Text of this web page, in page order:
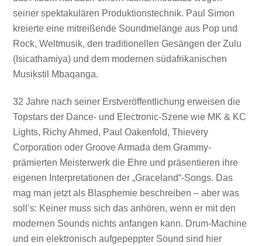
seiner spektakulären Produktionstechnik. Paul Simon
kreierte eine mitreißende Soundmelange aus Pop und
Rock, Weltmusik, den traditionellen Gesängen der Zulu
(Isicathamiya) und dem modernen südafrikanischen
Musikstil Mbaqanga.
32 Jahre nach seiner Erstveröffentlichung erweisen die
Topstars der Dance- und Electronic-Szene wie MK & KC
Lights, Richy Ahmed, Paul Oakenfold, Thievery
Corporation oder Groove Armada dem Grammy-
prämierten Meisterwerk die Ehre und präsentieren ihre
eigenen Interpretationen der „Graceland“-Songs. Das
mag man jetzt als Blasphemie beschreiben – aber was
soll’s: Keiner muss sich das anhören, wenn er mit den
modernen Sounds nichts anfangen kann. Drum-Machine
und ein elektronisch aufgepeppter Sound sind hier